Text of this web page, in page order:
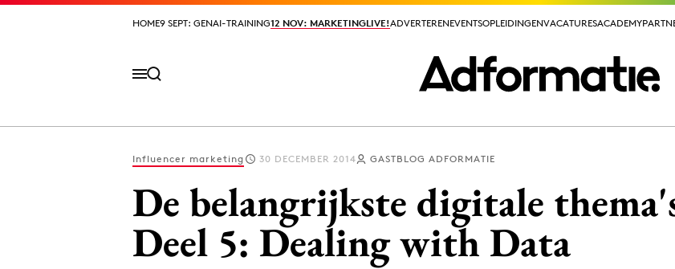
HOME9 SEPT: GENAI-TRAINING12 NOV: MARKETINGLIVE!ADVERTERENEVENTSOPLEIDINGENVACATURESACADEMY
HOME9 SEPT: GENAI-TRAINING12 NOV: MARKETINGLIVE!ADVERTERENEVENTSOPLEIDINGENVACATURESACADEMY
Influencer marketing 30 DECEMBER 2014 GASTBLOG ADFORMATIE
De belangrijkste digitale
Deel 5: Dealing with Data